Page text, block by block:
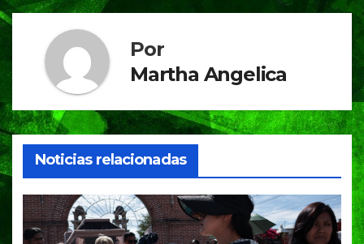
Por
Martha Angelica
Noticias relacionadas